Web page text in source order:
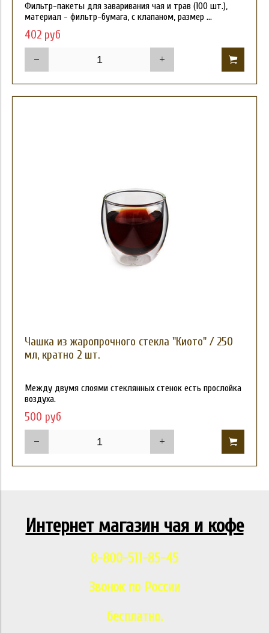
Фильтр-пакеты для заваривания чая и трав (100 шт.),
материал - фильтр-бумага, с клапаном, размер ...
402 руб
Чашка из жаропрочного стекла "Киото" / 250
мл, кратно 2 шт.
Между двумя слоями стеклянных стенок есть прослойка
воздуха.
500 руб
Интернет магазин чая и кофе
8-800-511-85-45
Звонок по России
бесплатно.